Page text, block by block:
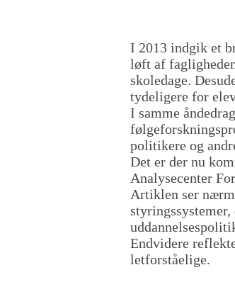
I 2013 indgik et
løft af
skoledage.
tydeligere for
I samme
politikere og
​Det er der nu
Analysecenter
​Artiklen ser
Endvidere
letforståelige.